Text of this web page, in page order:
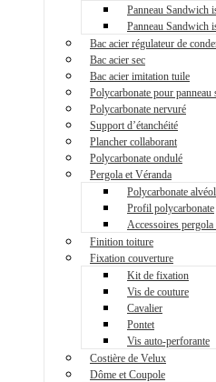
Panneau Sandwich
Panneau Sandwich
Bac acier régulateur de
Bac acier sec
Bac acier imitation tuile
Polycarbonate pour panneau
Polycarbonate nervuré
Support d’étanchéité
Plancher collaborant
Polycarbonate ondulé
Pergola et Véranda
Polycarbonate
Profil polycarbonate
Accessoires
Finition toiture
Fixation couverture
Kit de fixation
Vis de couture
Cavalier
Pontet
Vis auto-perforante
Costière de Velux
Dôme et Coupole